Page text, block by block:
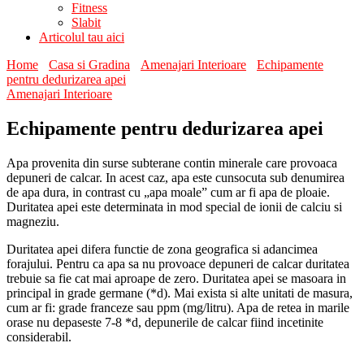
Fitness
Slabit
Articolul tau aici
Home
Casa si Gradina Amenajari Interioare
Echipamente
pentru dedurizarea apei
Amenajari Interioare
Echipamente pentru dedurizarea apei
Apa provenita din surse subterane contin minerale care provoaca
depuneri de calcar. In acest caz, apa este cunsocuta sub denumirea
de apa dura, in contrast cu „apa moale” cum ar fi apa de ploaie.
Duritatea apei este determinata in mod special de ionii de calciu si
magneziu.
Duritatea apei difera functie de zona geografica si adancimea
forajului. Pentru ca apa sa nu provoace depuneri de calcar duritatea
trebuie sa fie cat mai aproape de zero. Duritatea apei se masoara in
principal in grade germane (*d). Mai exista si alte unitati de masura,
cum ar fi: grade franceze sau ppm (mg/litru). Apa de retea in marile
orase nu depaseste 7-8 *d, depunerile de calcar fiind incetinite
considerabil.